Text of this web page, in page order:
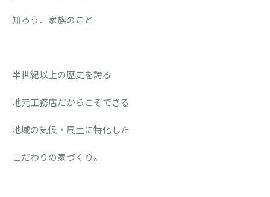
知ろう、家族のこと
半世紀以上の歴史を誇る
地元工務店だからこそできる
地域の気候・風土に特化した
こだわりの家づくり。